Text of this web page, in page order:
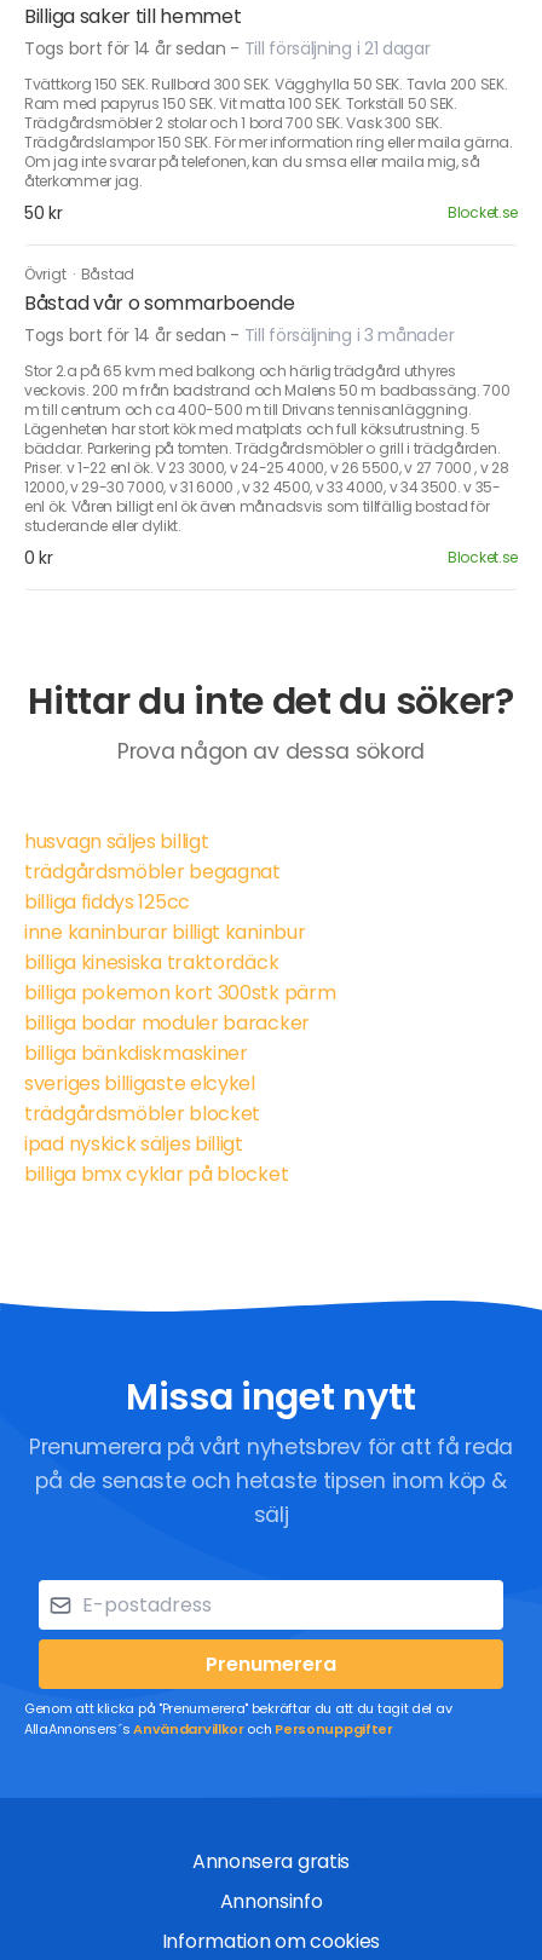
Billiga saker till hemmet
Togs bort för 14 år sedan - Till försäljning i 21 dagar
Tvättkorg 150 SEK. Rullbord 300 SEK. Vägghylla 50 SEK. Tavla 200 SEK.
Ram med papyrus 150 SEK. Vit matta 100 SEK. Torkställ 50 SEK.
Trädgårdsmöbler 2 stolar och 1 bord 700 SEK. Vask 300 SEK.
Trädgårdslampor 150 SEK. För mer information ring eller maila gärna.
Om jag inte svarar på telefonen, kan du smsa eller maila mig, så
återkommer jag.
50 kr Blocket.se
Övrigt · Båstad
Båstad vår o sommarboende
Togs bort för 14 år sedan - Till försäljning i 3 månader
Stor 2.a på 65 kvm med balkong och härlig trädgård uthyres
veckovis. 200 m från badstrand och Malens 50 m badbassäng. 700
m till centrum och ca 400-500 m till Drivans tennisanläggning.
Lägenheten har stort kök med matplats och full köksutrustning. 5
bäddar. Parkering på tomten. Trädgårdsmöbler o grill i trädgården.
Priser. v 1-22 enl ök. V 23 3000, v 24-25 4000, v 26 5500, v 27 7000 , v 28
12000, v 29-30 7000, v 31 6000 , v 32 4500, v 33 4000, v 34 3500. v 35-
enl ök. Våren billigt enl ök även månadsvis som tillfällig bostad för
studerande eller dylikt.
0 kr Blocket.se
Hittar du inte det du söker?
Prova någon av dessa sökord
husvagn säljes billigt
trädgårdsmöbler begagnat
billiga fiddys 125cc
inne kaninburar billigt kaninbur
billiga kinesiska traktordäck
billiga pokemon kort 300stk pärm
billiga bodar moduler baracker
billiga bänkdiskmaskiner
sveriges billigaste elcykel
trädgårdsmöbler blocket
ipad nyskick säljes billigt
billiga bmx cyklar på blocket
Missa inget nytt
Prenumerera på vårt nyhetsbrev för att få reda
på de senaste och hetaste tipsen inom köp &
sälj
Prenumerera
Genom att klicka på "Prenumerera" bekräftar du att du tagit del av
AllaAnnonsers´sAnvändarvillkoroch Personuppgifter
Annonsera gratis
Annonsinfo
Information om cookies